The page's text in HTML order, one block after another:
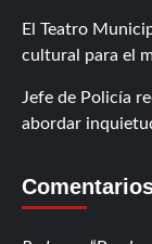
El Teatro
cultural para el
Jefe de Policía
abordar